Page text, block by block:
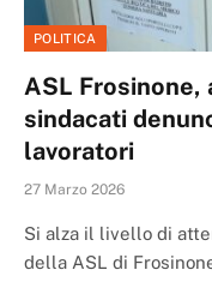
POLITICA
ASL Frosinone,
sindacati
lavoratori
27 Marzo 2026
Si alza il livello di
della ASL di